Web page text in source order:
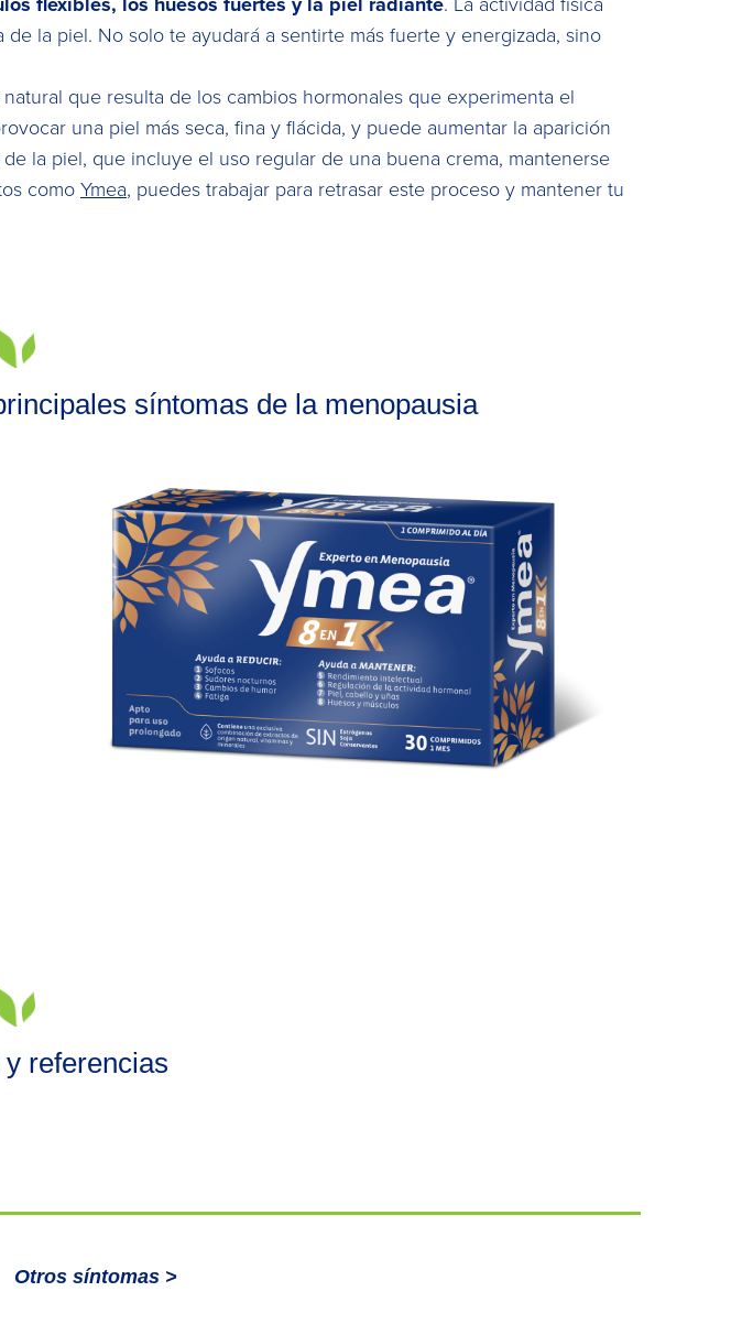
la piel. No solo te ayudará a sentirte más fuerte y energizada, sino
que resulta de los cambios hormonales que experimenta el
una piel más seca, fina y flácida, y puede aumentar la aparición
la piel, que incluye el uso regular de una buena crema, mantenerse
comoYmea, puedes trabajar para retrasar este proceso y mantener tu
síntomas de la menopausia
referencias
Otros síntomas >